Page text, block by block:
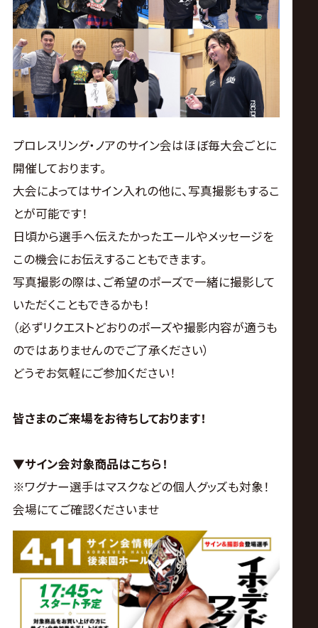
プロレスリング・ノアのサイン会はほぼ毎大会ごとに
開催しております。
大会によってはサイン入れの他に、写真撮影もするこ
とが可能です！
日頃から選手へ伝えたかったエールやメッセージを
この機会にお伝えすることもできます。
写真撮影の際は、ご希望のポーズで一緒に撮影して
いただくこともできるかも！
（必ずリクエストどおりのポーズや撮影内容が適うも
のではありませんのでご了承ください）
どうぞお気軽にご参加ください！
皆さまのご来場をお待ちしております！
▼サイン会対象商品はこちら！
※ワグナー選手はマスクなどの個人グッズも対象！
会場にてご確認くださいませ